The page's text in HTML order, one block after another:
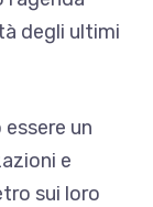
degli ultimi
un
e
sui loro